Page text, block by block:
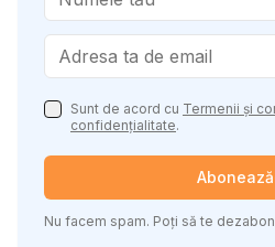
Sunt de acord cu Termenii și
confidențialitate.
Nu facem spam. Poți să te